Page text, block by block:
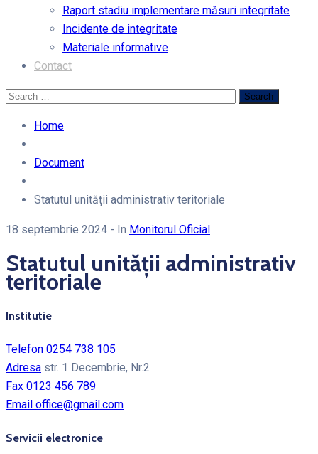
Raport stadiu implementare măsuri integritate
Incidente de integritate
Materiale informative
Contact
Home
Document
Statutul unității administrativ teritoriale
18 septembrie 2024 - In Monitorul Oficial
Statutul unității administrativ
teritoriale
Institutie
Telefon 0254 738 105
Adresa str. 1 Decembrie, Nr.2
Fax 0123 456 789
Email office@gmail.com
Servicii electronice